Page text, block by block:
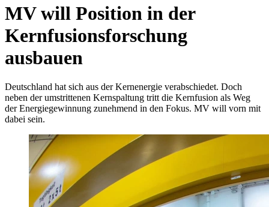
MV will Position in der
Kernfusionsforschung
ausbauen
Deutschland hat sich aus der Kernenergie verabschiedet. Doch
neben der umstrittenen Kernspaltung tritt die Kernfusion als Weg
der Energiegewinnung zunehmend in den Fokus. MV will vorn mit
dabei sein.